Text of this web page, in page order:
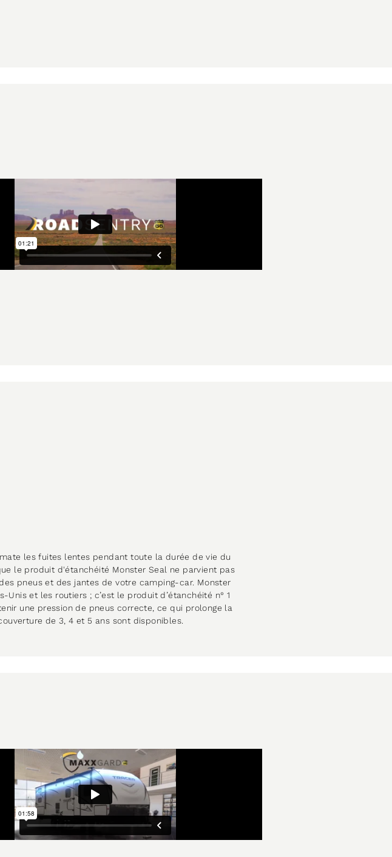
les fuites lentes pendant toute la durée de vie du
le produit d'étanchéité Monster Seal ne parvient pas
pneus et des jantes de votre camping-car. Monster
et les routiers ; c’est le produit d’étanchéité n° 1
une pression de pneus correcte, ce qui prolonge la
de 3, 4 et 5 ans sont disponibles.